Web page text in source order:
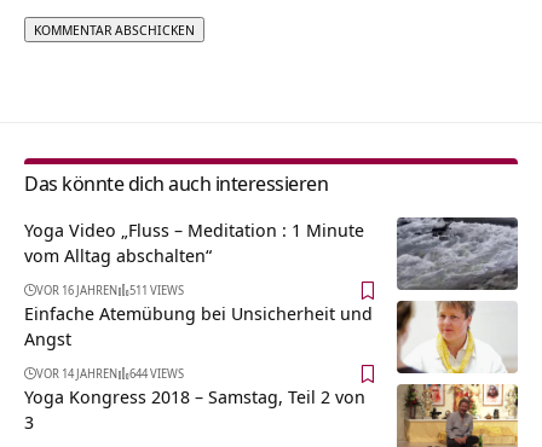
Das könnte dich auch interessieren
Yoga Video „Fluss – Meditation : 1 Minute
vom Alltag abschalten“
VOR 16 JAHREN 511 VIEWS
Einfache Atemübung bei Unsicherheit und
Angst
VOR 14 JAHREN 644 VIEWS
Yoga Kongress 2018 – Samstag, Teil 2 von
3